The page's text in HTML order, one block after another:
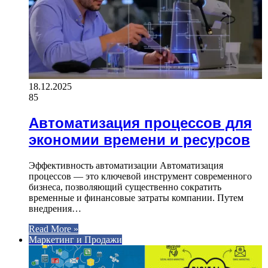
18.12.2025
85
Автоматизация процессов для
экономии времени и ресурсов
Эффективность автоматизации Автоматизация
процессов — это ключевой инструмент современного
бизнеса, позволяющий существенно сократить
временные и финансовые затраты компании. Путем
внедрения…
Read More »
Маркетинг и Продажи